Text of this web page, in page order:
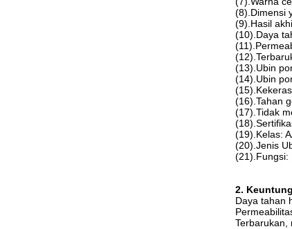
(8).Dimensi
(9).Hasil
(10).Daya
(13).Ubin
(14).Ubin
(16).Tahan
(17).Tidak
(19).Kelas:
(20).Jenis
(21).Fungsi:
2.
Daya tahan
Terbarukan,